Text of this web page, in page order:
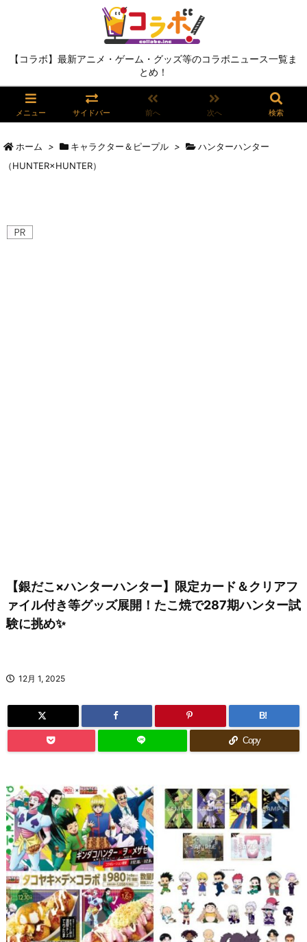
【コラボ】最新アニメ・ゲーム・グッズ等のコラボニュース一覧ま
とめ！
メニュー サイドバー 前へ 次へ 検索
ホーム > キャラクター＆ピープル >
ハンターハンター
（HUNTER×HUNTER）
【銀だこ×ハンターハンター】限定カード＆クリアフ
ァイル付き等グッズ展開！たこ焼で287期ハンター試
験に挑め✨
12月 1, 2025
B!
Copy